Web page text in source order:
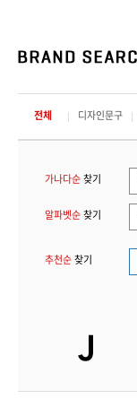
전체 디자인문구
가나다순 찾기
알파벳순 찾기
추천순 찾기